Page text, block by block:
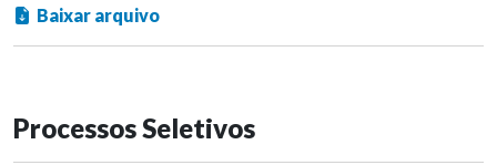
Baixar arquivo
Processos Seletivos